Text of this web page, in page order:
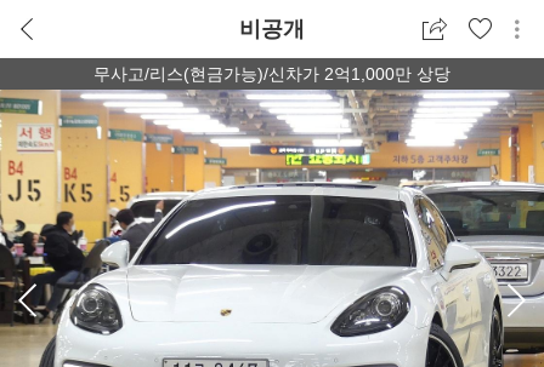
비공개
무사고/리스(현금가능)/신차가 2억1,000만 상당